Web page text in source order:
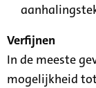
Verfijnen
In de meeste
mogelijkheid